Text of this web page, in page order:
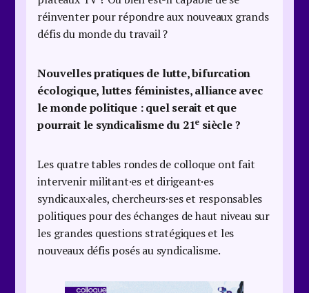
réinventer pour répondre aux nouveaux grands
défis du monde du travail ?
Nouvelles pratiques de lutte, bifurcation
écologique, luttes féministes, alliance avec
le monde politique : quel serait et que
pourrait le syndicalisme du 21e siècle ?
Les quatre tables rondes de colloque ont fait
intervenir militant·es et dirigeant·es
syndicaux·ales, chercheurs·ses et responsables
politiques pour des échanges de haut niveau sur
les grandes questions stratégiques et les
nouveaux défis posés au syndicalisme.